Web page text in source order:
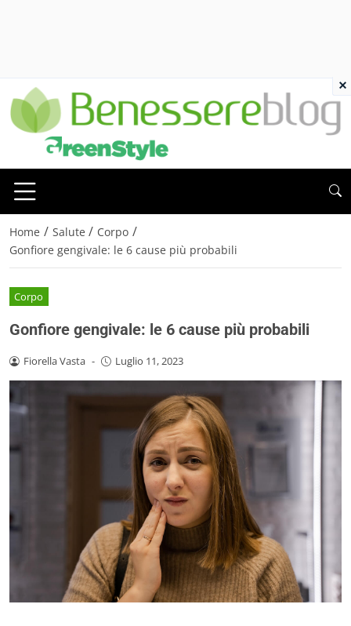
Home / Salute / Corpo /
Gonfiore gengivale: le 6 cause più probabili
Corpo
Gonfiore gengivale: le 6 cause più probabili
Fiorella Vasta - Luglio 11, 2023
×